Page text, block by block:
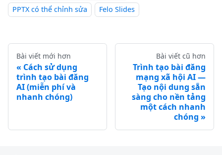
PPTX có thể chỉnh sửa
Felo Slides
Bài viết mới hơn
Cách sử dụng
trình tạo bài đăng
AI (miễn phí và
nhanh chóng)
Bài viết cũ hơn
Trình tạo bài đăng
mạng xã hội AI —
Tạo nội dung sẵn
sàng cho nền tảng
một cách nhanh
chóng